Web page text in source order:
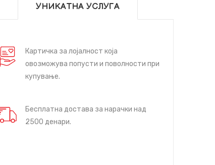
УНИКАТНА УСЛУГА
Картичка за лојалност која
овозможува попусти и поволности при
купување.
Бесплатна достава за нарачки над
2500 денари.